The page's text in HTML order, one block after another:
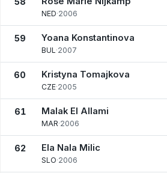
NED·2006
59 Yoana Konstantinova
BUL·2007
60 Kristyna Tomajkova
CZE·2005
61 Malak El Allami
MAR·2006
62 Ela Nala Milic
SLO·2006